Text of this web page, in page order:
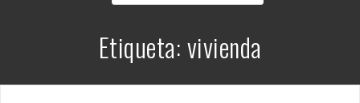
Etiqueta:vivienda